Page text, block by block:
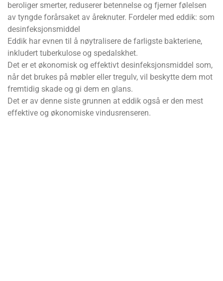
beroliger smerter, reduserer betennelse og fjerner følelsen
av tyngde forårsaket av åreknuter. Fordeler med eddik: som
desinfeksjonsmiddel
Eddik har evnen til å nøytralisere de farligste bakteriene,
inkludert tuberkulose og spedalskhet.
Det er et økonomisk og effektivt desinfeksjonsmiddel som,
når det brukes på møbler eller tregulv, vil beskytte dem mot
fremtidig skade og gi dem en glans.
Det er av denne siste grunnen at eddik også er den mest
effektive og økonomiske vindusrenseren.